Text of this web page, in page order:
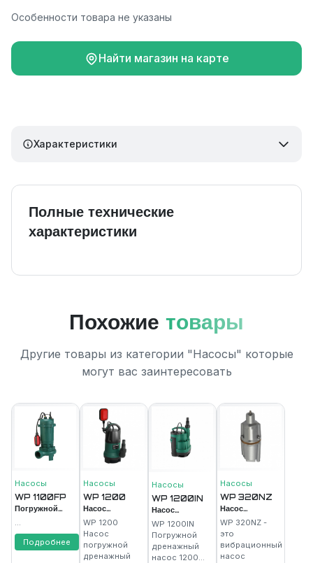
Особенности товара не указаны
Найти магазин на карте
Характеристики
Полные технические
характеристики
Похожие товары
Другие товары из категории "Насосы" которые
могут вас заинтересовать
Насосы
WP 1100FP
Погружной
15м3/ч, нож
FAVOURITE
...
Подробнее
Насосы
WP 1200
Насос
погружной
дренажный д/
грязн.воды
1200Вт,
WP 1200
Насос
погружной
дренажный
Насосы
WP 1200IN
Насос
погружной
дренажный д/
грязн.воды
внутр.попл.
WP 1200IN
Погружной
дренажный
насос 1200...
Насосы
WP 320NZ
Насос
вибрационный
с термозащитой
320Вт,
нижн.забор,
WP 320NZ -
это
вибрационный
насос